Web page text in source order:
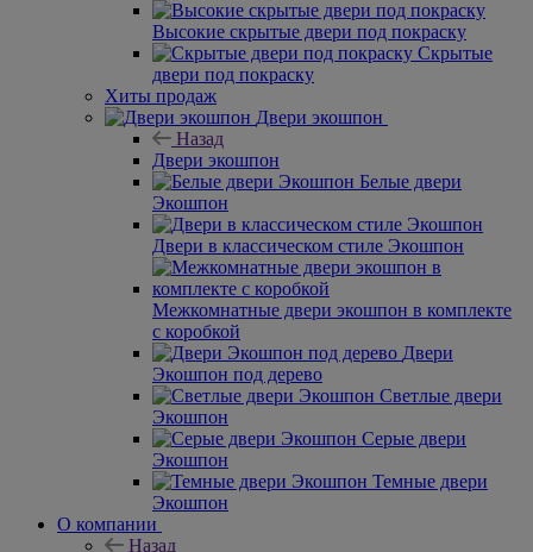
Высокие скрытые двери под покраску
Скрытые
двери под покраску
Хиты продаж
Двери экошпон
Назад
Двери экошпон
Белые двери
Экошпон
Двери в классическом стиле Экошпон
Межкомнатные двери экошпон в комплекте
с коробкой
Двери
Экошпон под дерево
Светлые двери
Экошпон
Серые двери
Экошпон
Темные двери
Экошпон
О компании
Назад